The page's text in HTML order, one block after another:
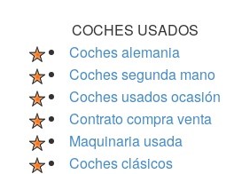
COCHES USADOS
Coches alemania
Coches segunda mano
Coches usados ocasión
Contrato compra venta
Maquinaria usada
Coches clásicos